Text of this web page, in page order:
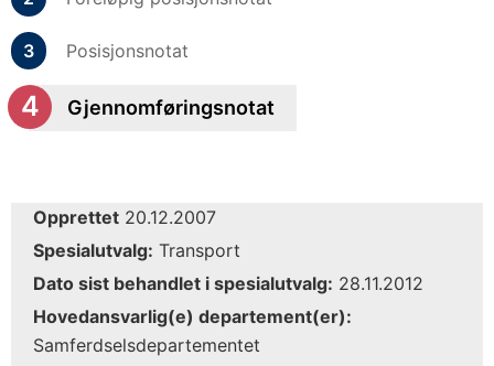
Posisjonsnotat
Gjennomføringsnotat
Opprettet 20.12.2007
Spesialutvalg: Transport
Dato sist behandlet i spesialutvalg: 28.11.2012
Hovedansvarlig(e) departement(er):
Samferdselsdepartementet